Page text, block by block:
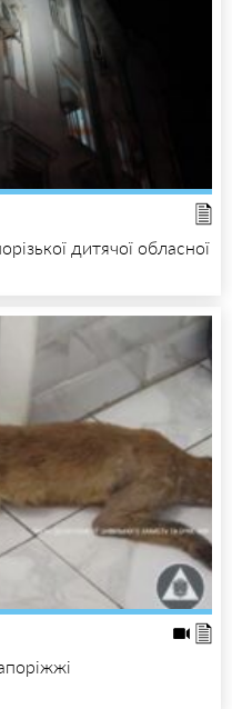
дитячої обласної